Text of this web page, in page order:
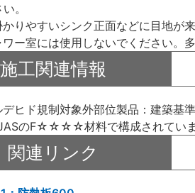
。
りやすいシンク正面などに目地が
ー室には使用しないでください。
施工関連情報
ヒド規制対象外部位製品：建築基
のF☆☆☆☆材料で構成されてい
関連リンク